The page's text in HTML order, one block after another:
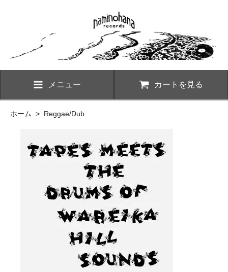
メニュー カートを見る
ホーム > Reggae/Dub